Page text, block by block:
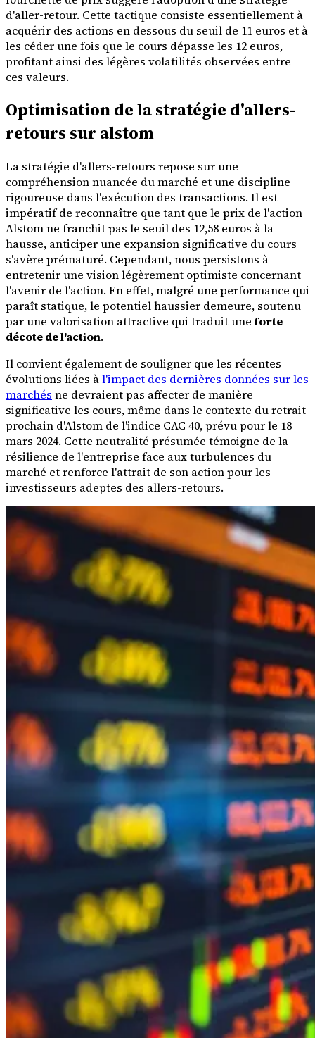
d'aller-retour. Cette tactique consiste essentiellement à
acquérir des actions en dessous du seuil de 11 euros et à
les céder une fois que le cours dépasse les 12 euros,
profitant ainsi des légères volatilités observées entre
ces valeurs.
Optimisation de la stratégie d'allers-
retours sur alstom
La stratégie d'allers-retours repose sur une
compréhension nuancée du marché et une discipline
rigoureuse dans l'exécution des transactions. Il est
impératif de reconnaître que tant que le prix de l'action
Alstom ne franchit pas le seuil des 12,58 euros à la
hausse, anticiper une expansion significative du cours
s'avère prématuré. Cependant, nous persistons à
entretenir une vision légèrement optimiste concernant
l'avenir de l'action. En effet, malgré une performance qui
paraît statique, le potentiel haussier demeure, soutenu
par une valorisation attractive qui traduit une forte
décote de l'action.
Il convient également de souligner que les récentes
évolutions liées àl'impact des dernières données sur les
marchés ne devraient pas affecter de manière
significative les cours, même dans le contexte du retrait
prochain d'Alstom de l'indice CAC 40, prévu pour le 18
mars 2024. Cette neutralité présumée témoigne de la
résilience de l'entreprise face aux turbulences du
marché et renforce l'attrait de son action pour les
investisseurs adeptes des allers-retours.